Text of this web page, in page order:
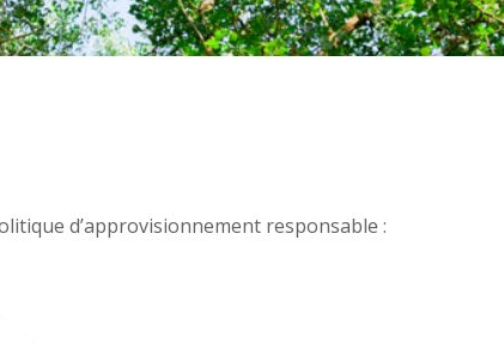
d’approvisionnement responsable :